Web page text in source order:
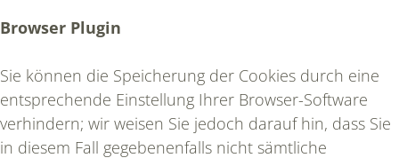
Browser Plugin
Sie können die Speicherung der Cookies durch eine
entsprechende Einstellung Ihrer Browser-Software
verhindern; wir weisen Sie jedoch darauf hin, dass Sie
in diesem Fall gegebenenfalls nicht sämtliche